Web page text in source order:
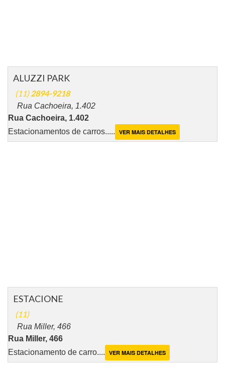
ALUZZI PARK
(11)2894-9218
Rua Cachoeira, 1.402
Rua Cachoeira, 1.402
Estacionamentos de carros..... VER MAIS DETALHES
ESTACIONE
(11)
Rua Miller, 466
Rua Miller, 466
Estacionamento de carro.... VER MAIS DETALHES